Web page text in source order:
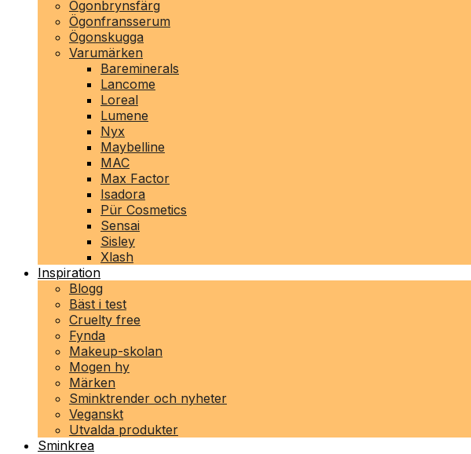
Ögonbrynsfärg
Ögonfransserum
Ögonskugga
Varumärken
Bareminerals
Lancome
Loreal
Lumene
Nyx
Maybelline
MAC
Max Factor
Isadora
Pür Cosmetics
Sensai
Sisley
Xlash
Inspiration
Blogg
Bäst i test
Cruelty free
Fynda
Makeup-skolan
Mogen hy
Märken
Sminktrender och nyheter
Veganskt
Utvalda produkter
Sminkrea